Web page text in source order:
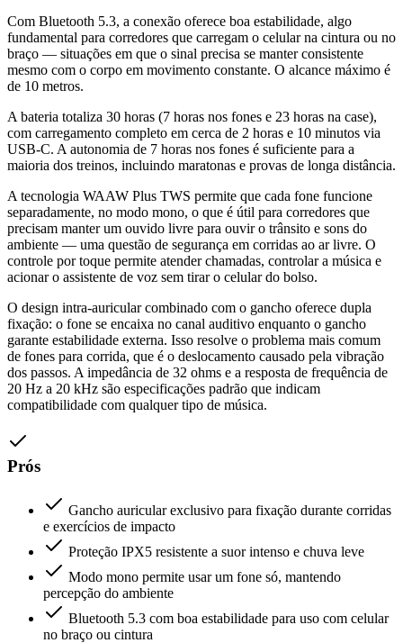
Com Bluetooth 5.3, a conexão oferece boa estabilidade, algo
fundamental para corredores que carregam o celular na cintura ou no
braço — situações em que o sinal precisa se manter consistente
mesmo com o corpo em movimento constante. O alcance máximo é
de 10 metros.
A bateria totaliza 30 horas (7 horas nos fones e 23 horas na case),
com carregamento completo em cerca de 2 horas e 10 minutos via
USB-C. A autonomia de 7 horas nos fones é suficiente para a
maioria dos treinos, incluindo maratonas e provas de longa distância.
A tecnologia WAAW Plus TWS permite que cada fone funcione
separadamente, no modo mono, o que é útil para corredores que
precisam manter um ouvido livre para ouvir o trânsito e sons do
ambiente — uma questão de segurança em corridas ao ar livre. O
controle por toque permite atender chamadas, controlar a música e
acionar o assistente de voz sem tirar o celular do bolso.
O design intra-auricular combinado com o gancho oferece dupla
fixação: o fone se encaixa no canal auditivo enquanto o gancho
garante estabilidade externa. Isso resolve o problema mais comum
de fones para corrida, que é o deslocamento causado pela vibração
dos passos. A impedância de 32 ohms e a resposta de frequência de
20 Hz a 20 kHz são especificações padrão que indicam
compatibilidade com qualquer tipo de música.
Prós
Gancho auricular exclusivo para fixação durante corridas
e exercícios de impacto
Proteção IPX5 resistente a suor intenso e chuva leve
Modo mono permite usar um fone só, mantendo
percepção do ambiente
Bluetooth 5.3 com boa estabilidade para uso com celular
no braço ou cintura